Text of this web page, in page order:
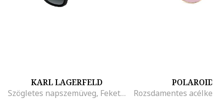
KARL LAGERFELD
Szögletes napszemüveg, Fekete, Krémszín, 63-14-140, Fekete/Krémszín
POLAROID